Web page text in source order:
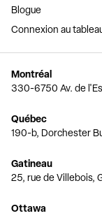
Blogue
Connexion au
Montréal
330-6750 Av. de
Québec
190-b, Dorchester
Gatineau
25, rue de Villebois,
Ottawa